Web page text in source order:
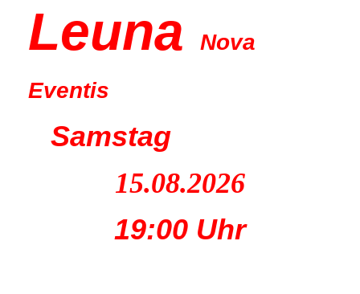
Leuna
Nova
Eventis
Samstag
15.08.2026
19:00 Uhr